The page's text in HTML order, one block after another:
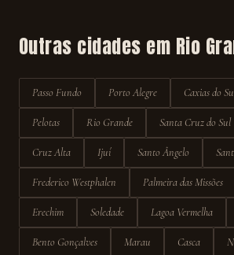
Outras cidades em Rio
Passo Fundo Porto Alegre Caxias do
Pelotas Rio Grande Santa Cruz do Sul
Cruz Alta Ijuí Santo Ângelo
Frederico Westphalen Palmeira das Missões
Erechim Soledade Lagoa Vermelha
Bento Gonçalves Marau Casca